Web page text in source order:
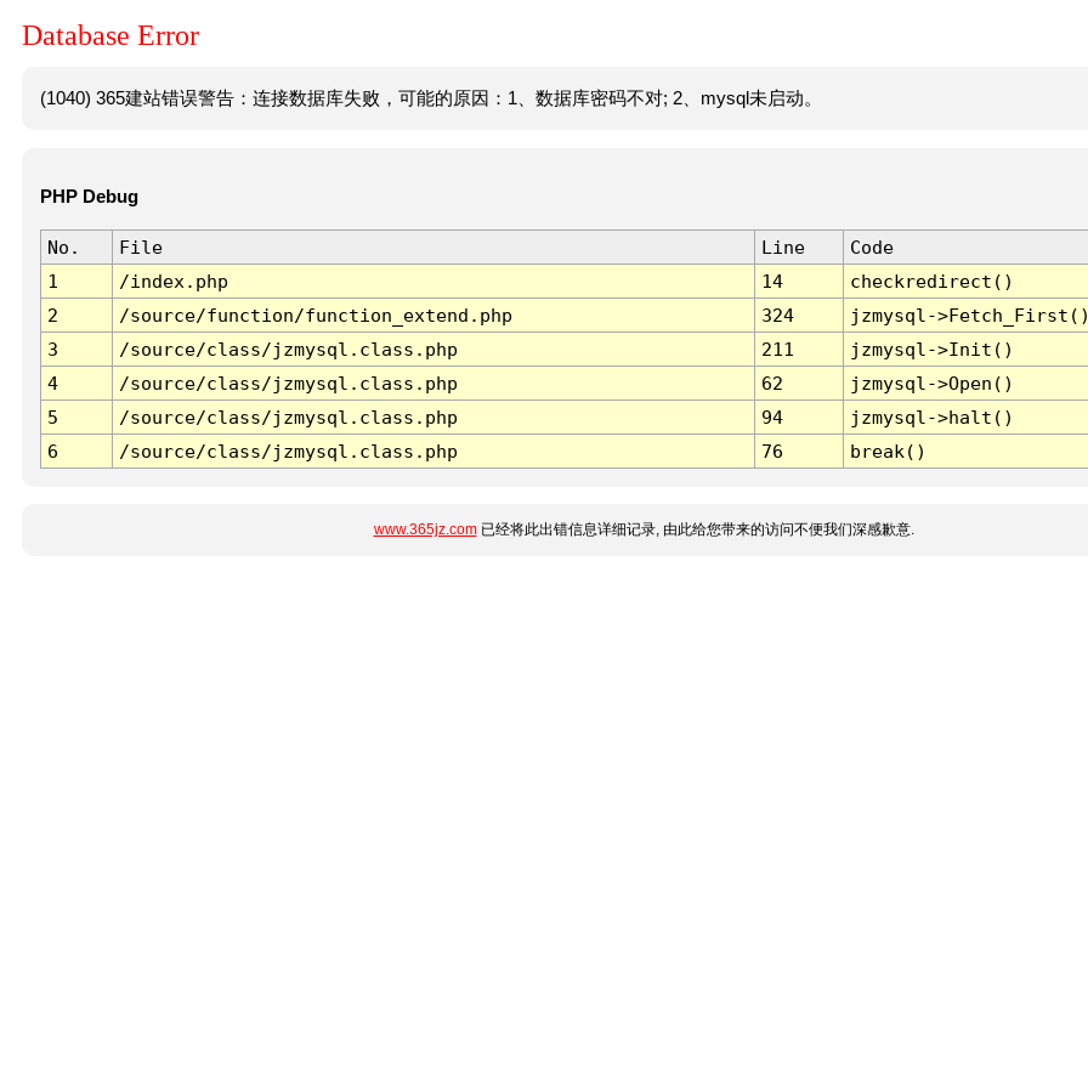
Database Error
(1040) 365建站错误警告：连接数据库失败，可能的原因：1、数据库密码不对; 2、mysql未启动。
PHP Debug
No. File Line
Code
1
/index.php 14
checkredirect()
2
/source/function/function_extend.php 324
jzmysql-
3
/source/class/jzmysql.class.php 211
jzmysql->Init()
4
/source/class/jzmysql.class.php 62
jzmysql->Open()
5
/source/class/jzmysql.class.php 94
jzmysql->halt()
6
/source/class/jzmysql.class.php 76 break()
www.365jz.com已经将此出错信息详细记录, 由此给您带来的访问不便我们深感歉意.